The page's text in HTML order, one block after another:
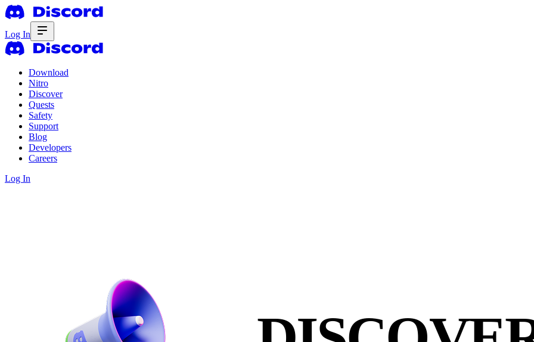
Log In
Download
Nitro
Discover
Quests
Safety
Support
Blog
Developers
Careers
Log In